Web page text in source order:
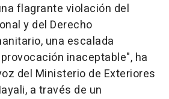
flagrante violación del
y del Derecho
una escalada
inaceptable", ha
del Ministerio de Exteriores
a través de un